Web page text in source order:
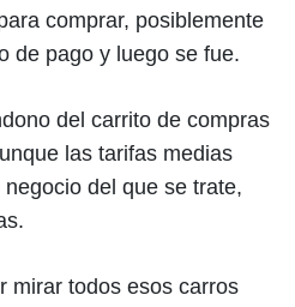
comprar, posiblemente
de pago y luego se fue.
del carrito de compras
las tarifas medias
del que se trate,
mirar todos esos carros